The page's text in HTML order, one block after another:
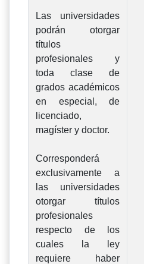
Las universidades
podrán otorgar
títulos
profesionales y
toda clase de
grados académicos
en especial, de
licenciado,
magíster y doctor.
Corresponderá
exclusivamente a
las universidades
otorgar títulos
profesionales
respecto de los
cuales la ley
requiere haber